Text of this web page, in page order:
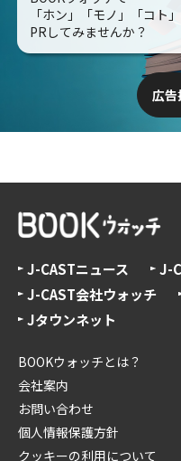
「ホン」「モノ」「コト
PRしてみませんか？
広告
J-CASTニュース
J-
J-CAST会社ウォッチ
Jタウンネット
BOOKウォッチとは？
会社案内
お問い合わせ
個人情報保護方針
クッキーの利用について